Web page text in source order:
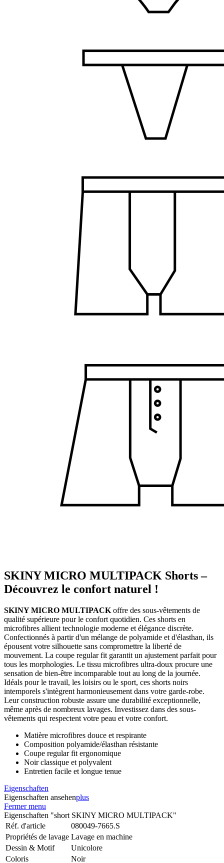
SKINY MICRO MULTIPACK Shorts –
Découvrez le confort naturel !
SKINY MICRO MULTIPACK offre des sous-vêtements de
qualité supérieure pour le confort quotidien. Ces shorts en
microfibres allient technologie moderne et élégance discrète.
Confectionnés à partir d'un mélange de polyamide et d'élasthan, ils
épousent votre silhouette sans compromettre la liberté de
mouvement. La coupe regular fit garantit un ajustement parfait pour
tous les morphologies. Le tissu microfibres ultra-doux procure une
sensation de bien-être incomparable tout au long de la journée.
Idéals pour le travail, les loisirs ou le sport, ces shorts noirs
intemporels s'intègrent harmonieusement dans votre garde-robe.
Leur construction robuste assure une durabilité exceptionnelle,
même après de nombreux lavages. Investissez dans des sous-
vêtements qui respectent votre peau et votre confort.
Matière microfibres douce et respirante
Composition polyamide/élasthan résistante
Coupe regular fit ergonomique
Noir classique et polyvalent
Entretien facile et longue tenue
Eigenschaften
Eigenschaften ansehenplus
Fermer menu
Eigenschaften "short SKINY MICRO MULTIPACK"
Réf. d'article
080049-7665.S
Propriétés de lavage Lavage en machine
Dessin & Motif
Unicolore
Coloris
Noir